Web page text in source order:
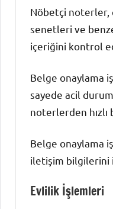
Nöbetçi noterler,
senetleri ve
içeriğini kontrol
Belge onaylama
sayede acil
noterlerden
Belge onaylama
iletişim bilgilerini
Evlilik İşlemleri